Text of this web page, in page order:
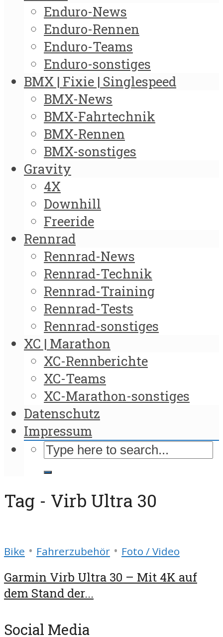
Enduro-News
Enduro-Rennen
Enduro-Teams
Enduro-sonstiges
BMX | Fixie | Singlespeed
BMX-News
BMX-Fahrtechnik
BMX-Rennen
BMX-sonstiges
Gravity
4X
Downhill
Freeride
Rennrad
Rennrad-News
Rennrad-Technik
Rennrad-Training
Rennrad-Tests
Rennrad-sonstiges
XC | Marathon
XC-Rennberichte
XC-Teams
XC-Marathon-sonstiges
Datenschutz
Impressum
Tag - Virb Ultra 30
Bike • Fahrerzubehör • Foto / Video
Garmin Virb Ultra 30 – Mit 4K auf
dem Stand der...
Social Media